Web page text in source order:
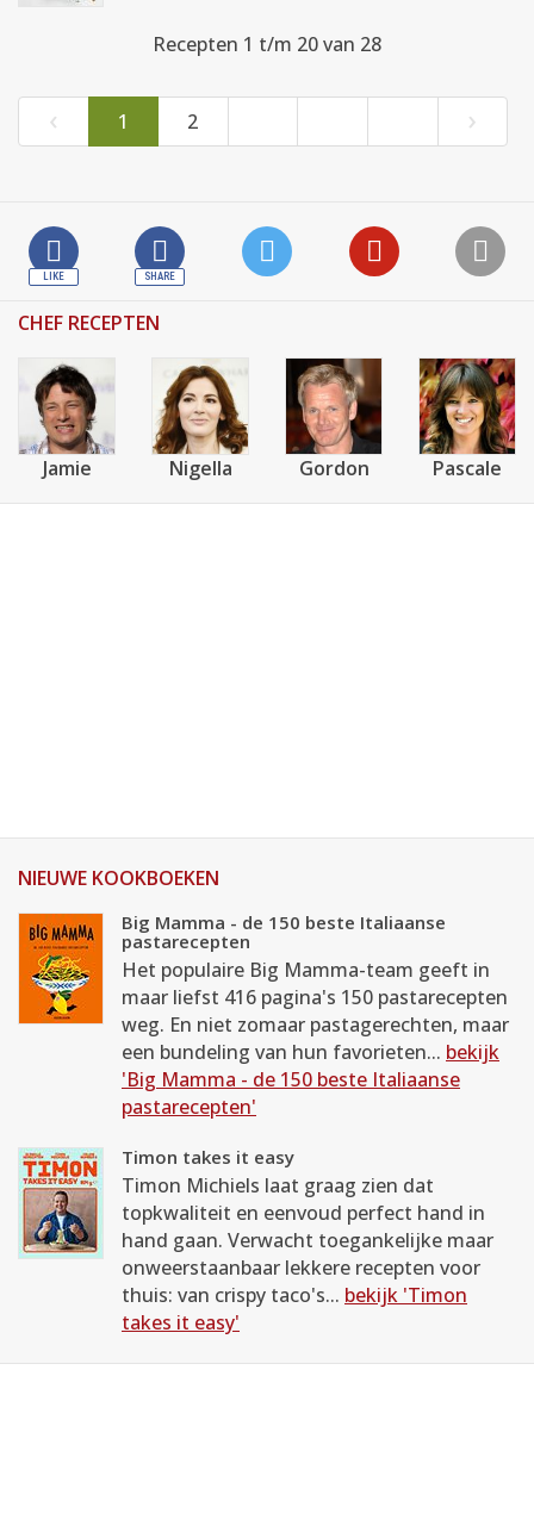
Recepten 1 t/m 20 van 28
‹ 1 2 ›
CHEF RECEPTEN
Jamie Nigella Gordon Pascale
NIEUWE KOOKBOEKEN
Big Mamma - de 150 beste Italiaanse
pastarecepten
Het populaire Big Mamma-team geeft in
maar liefst 416 pagina's 150 pastarecepten
weg. En niet zomaar pastagerechten, maar
een bundeling van hun favorieten... bekijk
'Big Mamma - de 150 beste Italiaanse
pastarecepten'
Timon takes it easy
Timon Michiels laat graag zien dat
topkwaliteit en eenvoud perfect hand in
hand gaan. Verwacht toegankelijke maar
onweerstaanbaar lekkere recepten voor
thuis: van crispy taco's... bekijk 'Timon
takes it easy'